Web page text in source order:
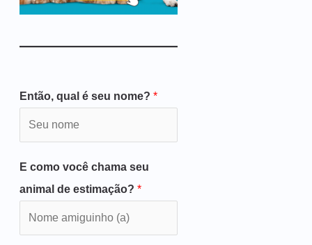
Então, qual é seu nome? *
E como você chama seu
animal de estimação? *